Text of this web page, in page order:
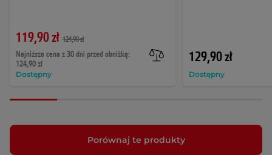
119,90 zł 124,90 zł
Najniższa cena z 30 dni przed obniżką:
124,90 zł
Dostępny
129,90 zł
Dostępny
Porównaj te produkty